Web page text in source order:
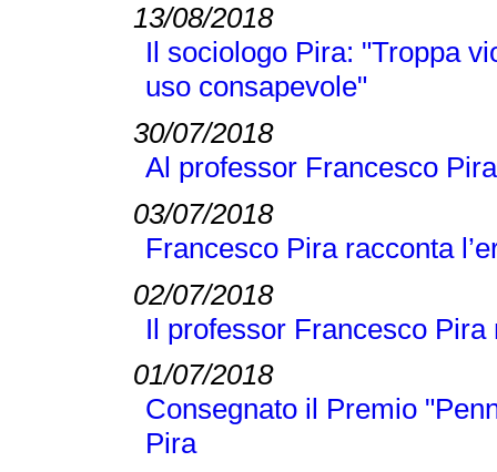
13/08/2018
Il sociologo Pira: "Troppa
uso consapevole"
30/07/2018
Al professor Francesco
03/07/2018
Francesco Pira racconta
02/07/2018
Il professor Francesco
01/07/2018
Consegnato il Premio
Pira